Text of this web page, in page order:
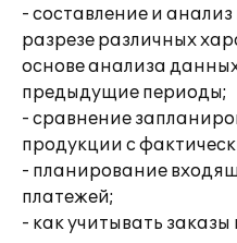
- составление и
разрезе различных
основе анализа
предыдущие периоды;
- сравнение
продукции с
- планирование
платежей;
- как учитывать заказы